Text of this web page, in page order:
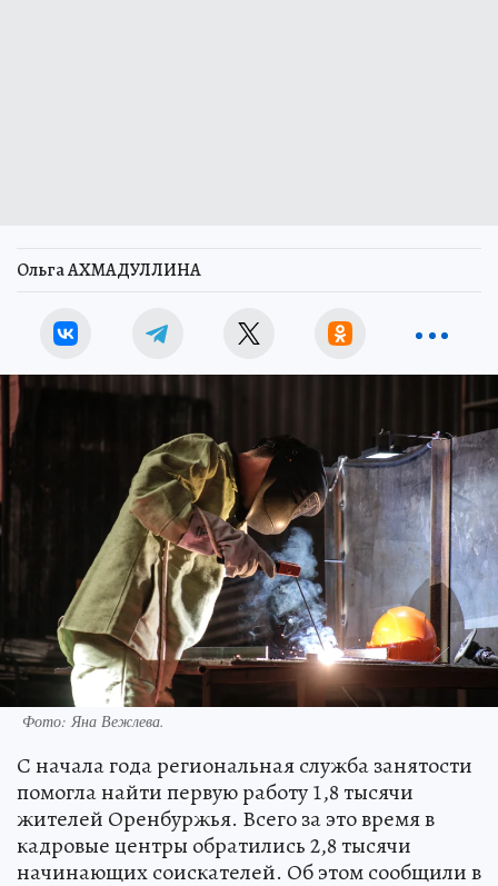
Ольга АХМАДУЛЛИНА
Фото:Яна Вежлева.
С начала года региональная служба занятости
помогла найти первую работу 1,8 тысячи
жителей Оренбуржья. Всего за это время в
кадровые центры обратились 2,8 тысячи
начинающих соискателей. Об этом сообщили в